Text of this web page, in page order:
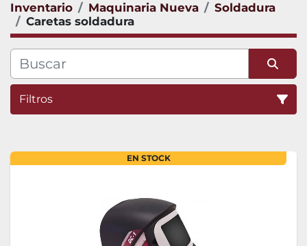
Inventario Maquinaria Nueva
Soldadura
Caretas soldadura
Filtros
EN STOCK